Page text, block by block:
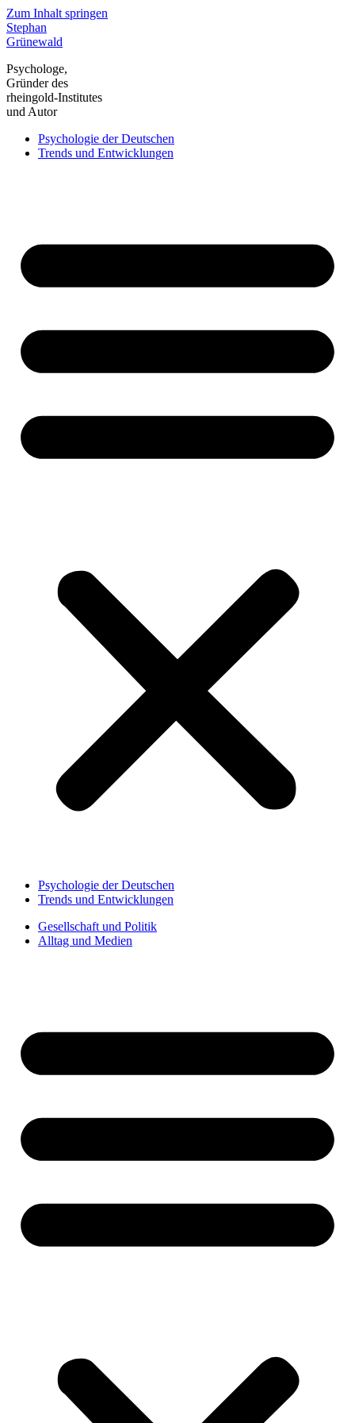
Zum Inhalt springen
Stephan
Grünewald
Psychologe,
Gründer des
rheingold-Institutes
und Autor
Psychologie der Deutschen
Trends und Entwicklungen
Psychologie der Deutschen
Trends und Entwicklungen
Gesellschaft und Politik
Alltag und Medien